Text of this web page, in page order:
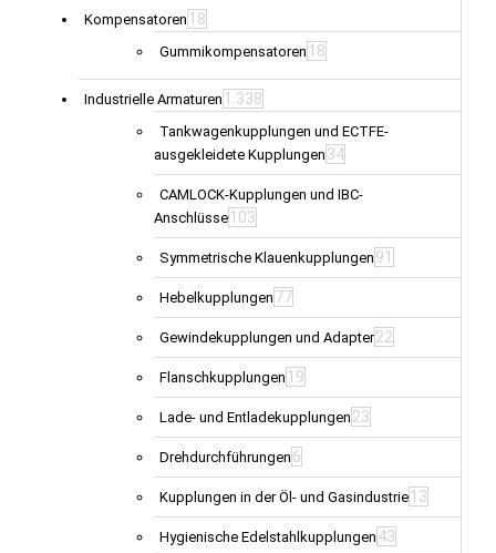
Kompensatoren 18
Gummikompensatoren 18
Industrielle Armaturen 1.338
Tankwagenkupplungen und ECTFE-
ausgekleidete Kupplungen 34
CAMLOCK-Kupplungen und IBC-
Anschlüsse 103
Symmetrische Klauenkupplungen 91
Hebelkupplungen 77
Gewindekupplungen und Adapter22
Flanschkupplungen 19
Lade- und Entladekupplungen 23
Drehdurchführungen 6
Kupplungen in der Öl- und Gasindustrie 13
Hygienische Edelstahlkupplungen 43